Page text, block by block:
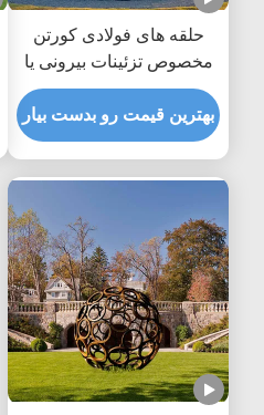
حلقه های فولادی کورتن
مخصوص تزئینات بیرونی یا
باغ
بهترین قیمت رو بدست بیار